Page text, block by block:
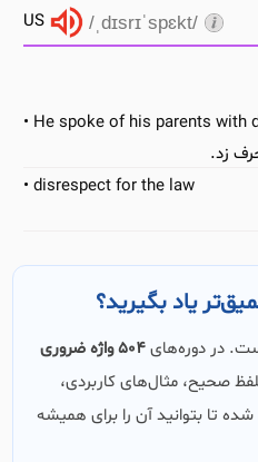
US
/ˌdɪsrɪˈspɛkt/
He spoke of his parents with
زد.
disrespect for the law
یاد بگیرید؟
در دوره‌های504 واژه ضروری
صحیح، مثال‌های کاربردی،
تا بتوانید آن را برای همیشه